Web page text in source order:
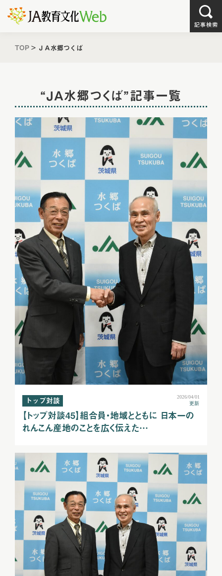
TOP > ＪＡ水郷つくば
“ＪＡ水郷つくば”記事一覧
トップ対談
2026/04/01
更新
【トップ対談45】組合員・地域とともに 日本一の
れんこん産地のことを広く伝えた…